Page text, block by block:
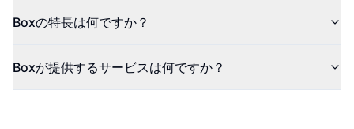
Boxの特長は何ですか？
Boxが提供するサービスは何ですか？